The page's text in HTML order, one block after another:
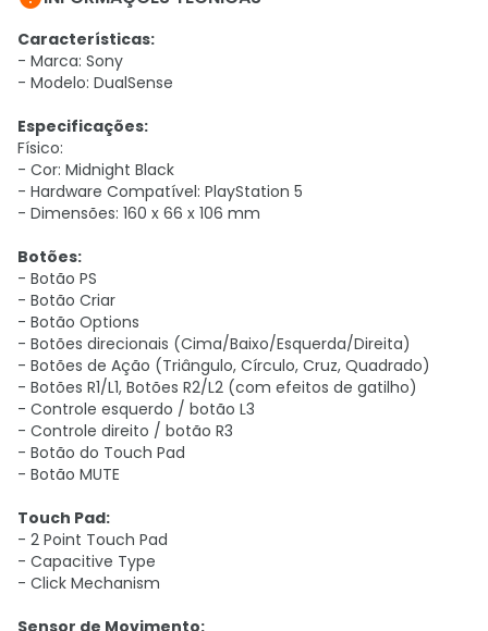
Características:
- Marca: Sony
- Modelo: DualSense
Especificações:
Físico:
- Cor: Midnight Black
- Hardware Compatível: PlayStation 5
- Dimensões: 160 x 66 x 106 mm
Botões:
- Botão PS
- Botão Criar
- Botão Options
- Botões direcionais (Cima/Baixo/Esquerda/Direita)
- Botões de Ação (Triângulo, Círculo, Cruz, Quadrado)
- Botões R1/L1, Botões R2/L2 (com efeitos de gatilho)
- Controle esquerdo / botão L3
- Controle direito / botão R3
- Botão do Touch Pad
- Botão MUTE
Touch Pad:
- 2 Point Touch Pad
- Capacitive Type
- Click Mechanism
Sensor de Movimento: